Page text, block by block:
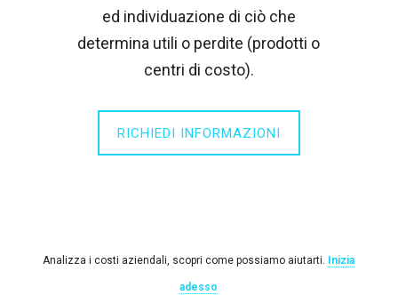
ed individuazione di ciò che
determina utili o perdite (prodotti o
centri di costo).
RICHIEDI INFORMAZIONI
Analizza i costi aziendali, scopri come possiamo aiutarti. Inizia
adesso